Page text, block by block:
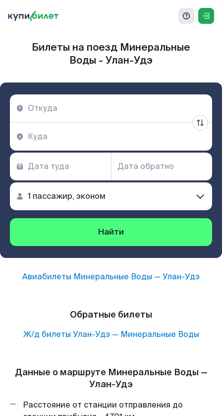
Билеты на поезд Минеральные
Воды - Улан-Удэ
Найти
Авиабилеты Минеральные Воды — Улан-Удэ
Обратные билеты
Ж/д билеты Улан-Удэ — Минеральные Воды
Данные о маршруте Минеральные Воды —
Улан-Удэ
Расстояние от станции отправления до